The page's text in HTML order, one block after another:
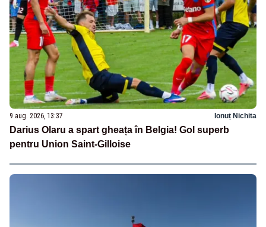
9 aug. 2026, 13:37 Ionuț Nichita
Darius Olaru a spart gheața în Belgia! Gol superb
pentru Union Saint-Gilloise